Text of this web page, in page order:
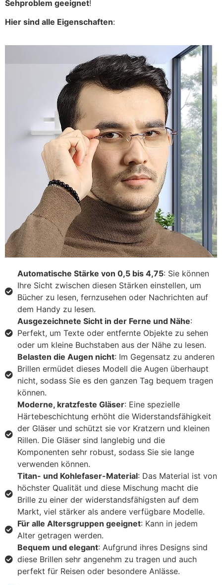
Sehproblem geeignet!
Hier sind alle Eigenschaften:
Automatische Stärke von 0,5 bis 4,75: Sie können
Ihre Sicht zwischen diesen Stärken einstellen, um
Bücher zu lesen, fernzusehen oder Nachrichten auf
dem Handy zu lesen.
Ausgezeichnete Sicht in der Ferne und Nähe:
Perfekt, um Texte oder entfernte Objekte zu sehen
oder um kleine Buchstaben aus der Nähe zu lesen.
Belasten die Augen nicht: Im Gegensatz zu anderen
Brillen ermüdet dieses Modell die Augen überhaupt
nicht, sodass Sie es den ganzen Tag bequem tragen
können.
Moderne, kratzfeste Gläser: Eine spezielle
Härtebeschichtung erhöht die Widerstandsfähigkeit
der Gläser und schützt sie vor Kratzern und kleinen
Rillen. Die Gläser sind langlebig und die
Komponenten sehr robust, sodass Sie sie lange
verwenden können.
Titan- und Kohlefaser-Material: Das Material ist von
höchster Qualität und diese Mischung macht die
Brille zu einer der widerstandsfähigsten auf dem
Markt, viel stärker als andere verfügbare Modelle.
Für alle Altersgruppen geeignet: Kann in jedem
Alter getragen werden.
Bequem und elegant: Aufgrund ihres Designs sind
diese Brillen sehr angenehm zu tragen und auch
perfekt für Reisen oder besondere Anlässe.